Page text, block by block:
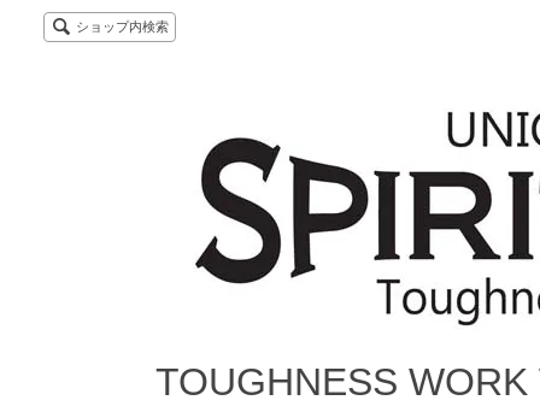
ショップ内検索
TOUGHNESS